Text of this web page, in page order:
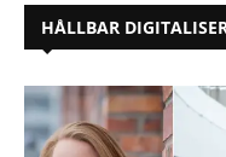
HÅLLBAR